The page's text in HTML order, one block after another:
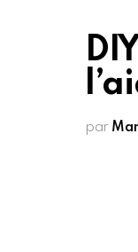
par